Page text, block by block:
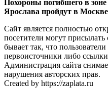
Похороны погибшего в
Ярослава пройдут в Москве
Сайт является полностью
посетители могут
бывает так, что
первоисточники либо
Администрация сайта
нарушения авторских прав.
Created by https://zaplata.ru